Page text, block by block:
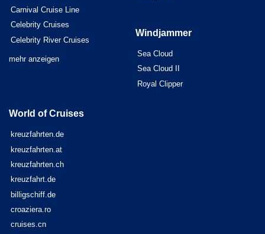
Carnival Cruise Line
Celebrity Cruises
Celebrity River Cruises
mehr anzeigen
Windjammer
Sea Cloud
Sea Cloud II
Royal Clipper
World of Cruises
kreuzfahrten.de
kreuzfahrten.at
kreuzfahrten.ch
kreuzfahrt.de
billigschiff.de
croaziera.ro
cruises.cn